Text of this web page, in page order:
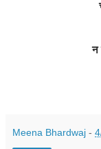
न
Meena Bhardwaj -